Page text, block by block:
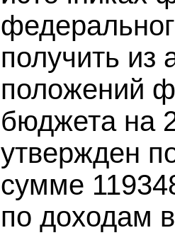
получить из
положений
бюджета на
утвержден
сумме
по доходам